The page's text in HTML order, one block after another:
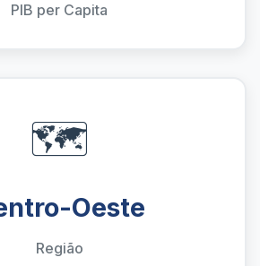
PIB per Capita
🗺️
Oeste
Região